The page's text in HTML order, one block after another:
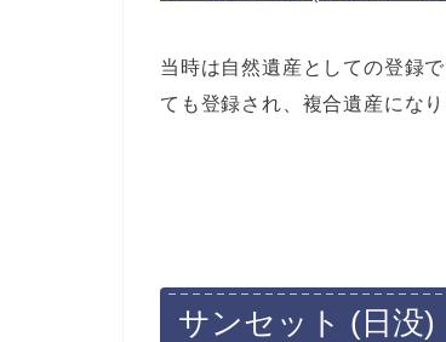
当時は自然遺産としての登録
ても登録され、複合遺産になり
サンセット (日没)